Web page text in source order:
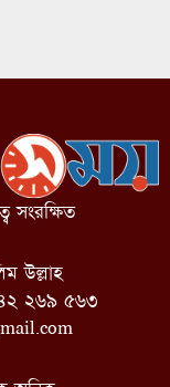
সংরক্ষিত
উল্লাহ
২৬৯ ৫৬৩